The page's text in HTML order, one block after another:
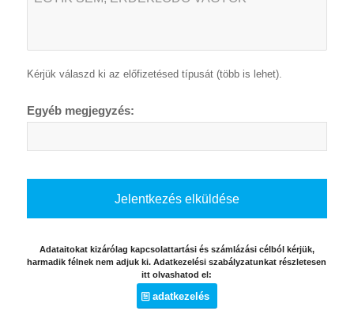
Kérjük válaszd ki az előfizetésed típusát (több is lehet).
Egyéb megjegyzés:
Adataitokat kizárólag kapcsolattartási és számlázási célból kérjük,
harmadik félnek nem adjuk ki. Adatkezelési szabályzatunkat részletesen
itt olvashatod el:
adatkezelés